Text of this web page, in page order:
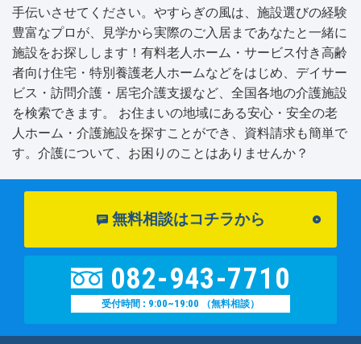
手伝いさせてください。やすらぎの風は、施設選びの経験
豊富なプロが、見学から実際のご入居まであなたと一緒に
施設をお探しします！有料老人ホーム・サービス付き高齢
者向け住宅・特別養護老人ホームなどをはじめ、デイサー
ビス・訪問介護・居宅介護支援など、全国各地の介護施設
を検索できます。 お住まいの地域にある安心・安全の老
人ホーム・介護施設を探すことができ、資料請求も簡単で
す。介護について、お困りのことはありませんか？
無料相談はコチラから
082-943-7710
受付時間 : 9:00~19:00 （無料相談）